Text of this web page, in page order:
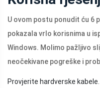
U ovom postu ponudit ću 6
pokazala vrlo korisnima u
Windows. Molimo pažljivo
neočekivane pogreške i
Provjerite hardverske kabele.